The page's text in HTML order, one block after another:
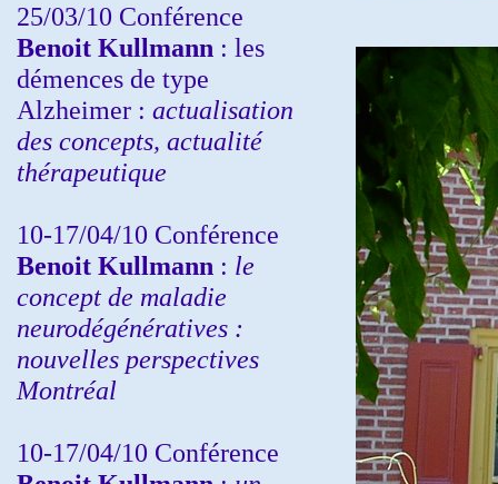
25/03/10 Conférence
Benoit Kullmann : les
démences de type
Alzheimer : actualisation
des concepts, actualité
thérapeutique
10-17/04/10 Conférence
Benoit Kullmann : le
concept de maladie
neurodégénératives :
nouvelles perspectives
Montréal
10-17/04/10 Conférence